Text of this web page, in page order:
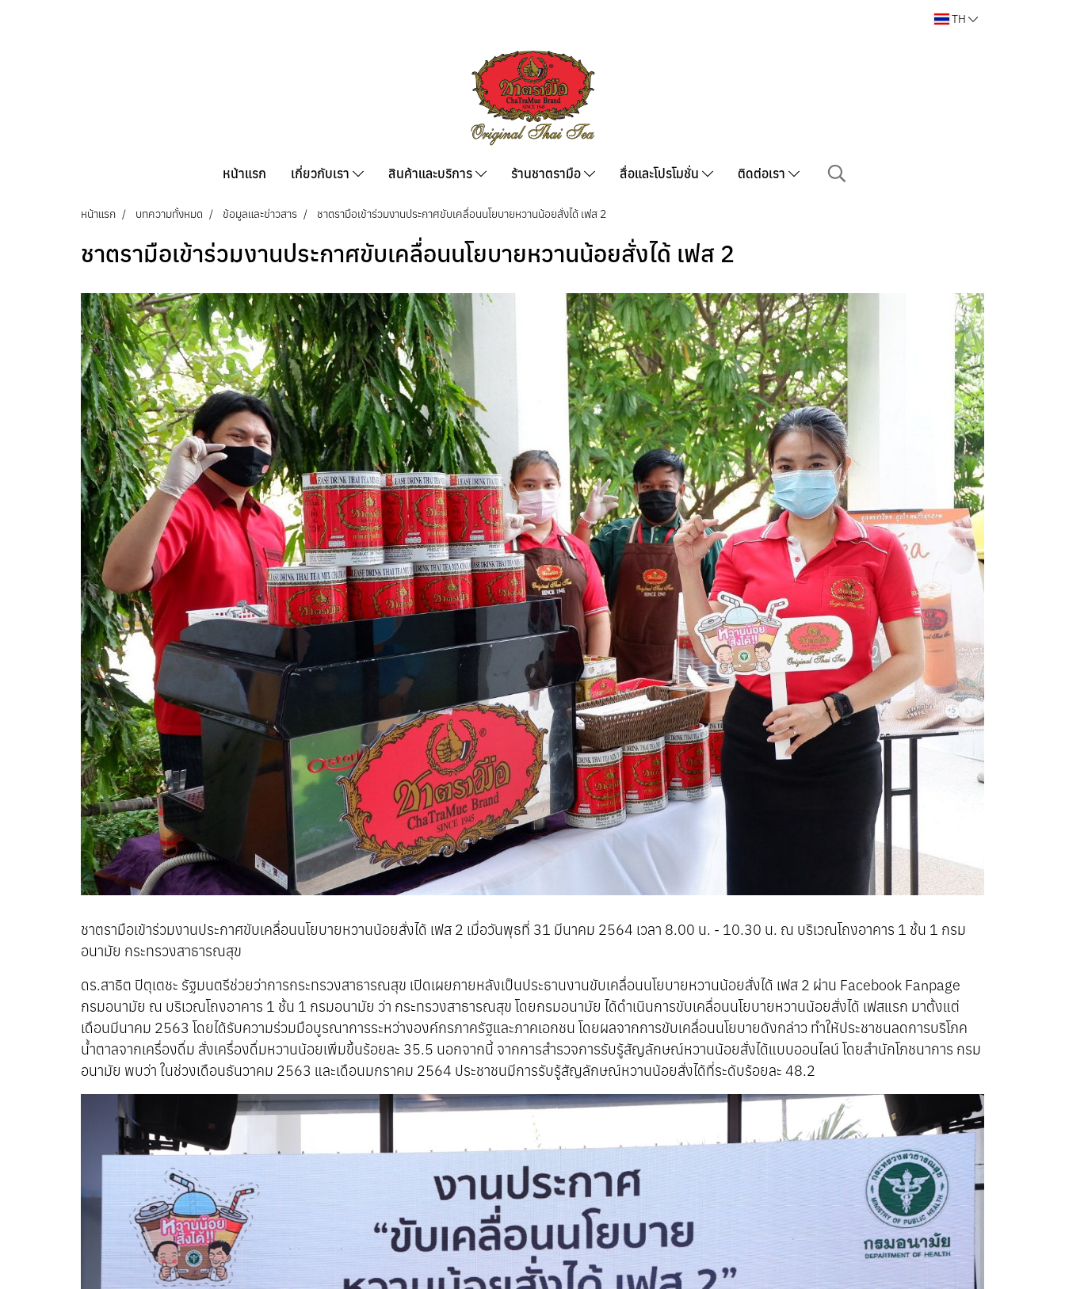
TH
หน้าแรก เกี่ยวกับเรา สินค้าและบริการ ร้านชาตรามือ สื่อและโปรโมชั่น ติดต่อเรา
หน้าแรก บทความทั้งหมด ข้อมูลและข่าวสาร ชาตรามือเข้าร่วมงานประกาศขับเคลื่อนนโยบายหวานน้อยสั่งได้ เฟส 2
ชาตรามือเข้าร่วมงานประกาศขับเคลื่อนนโยบายหวานน้อยสั่งได้ เฟส 2
ชาตรามือเข้าร่วมงานประกาศขับเคลื่อนนโยบายหวานน้อยสั่งได้ เฟส 2 เมื่อวันพุธที่ 31 มีนาคม 2564 เวลา 8.00 น. - 10.30 น. ณ บริเวณโถงอาคาร 1 ชั้น 1 กรม
อนามัย กระทรวงสาธารณสุข
ดร.สาธิต ปิตุเตชะ รัฐมนตรีช่วยว่าการกระทรวงสาธารณสุข เปิดเผยภายหลังเป็นประธานงานขับเคลื่อนนโยบายหวานน้อยสั่งได้ เฟส 2 ผ่าน Facebook Fanpage
กรมอนามัย ณ บริเวณโถงอาคาร 1 ชั้น 1 กรมอนามัย ว่า กระทรวงสาธารณสุข โดยกรมอนามัย ได้ดำเนินการขับเคลื่อนนโยบายหวานน้อยสั่งได้ เฟสแรก มาตั้งแต่
เดือนมีนาคม 2563 โดยได้รับความร่วมมือบูรณาการระหว่างองค์กรภาครัฐและภาคเอกชน โดยผลจากการขับเคลื่อนนโยบายดังกล่าว ทำให้ประชาชนลดการบริโภค
น้ำตาลจากเครื่องดื่ม สั่งเครื่องดื่มหวานน้อยเพิ่มขึ้นร้อยละ 35.5 นอกจากนี้ จากการสำรวจการรับรู้สัญลักษณ์หวานน้อยสั่งได้แบบออนไลน์ โดยสำนักโภชนาการ กรม
อนามัย พบว่า ในช่วงเดือนธันวาคม 2563 และเดือนมกราคม 2564 ประชาชนมีการรับรู้สัญลักษณ์หวานน้อยสั่งได้ที่ระดับร้อยละ 48.2